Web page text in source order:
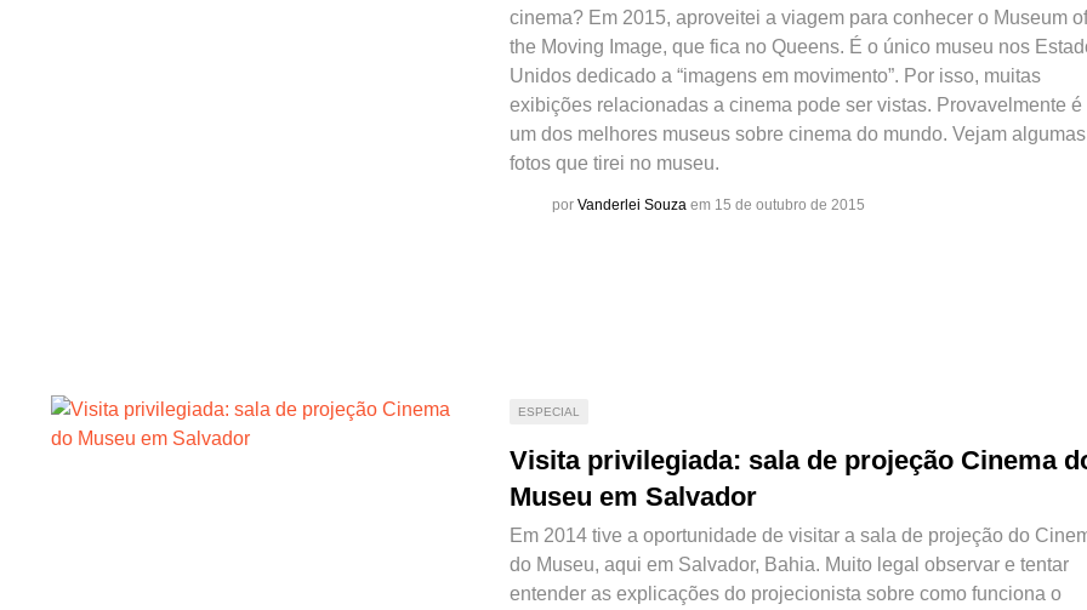
cinema? Em 2015, aproveitei a viagem para conhecer o Museum of
the Moving Image, que fica no Queens. É o único museu nos
Unidos dedicado a “imagens em movimento”. Por isso, muitas
exibições relacionadas a cinema pode ser vistas. Provavelmente é
um dos melhores museus sobre cinema do mundo. Vejam algumas
fotos que tirei no museu.
por Vanderlei Souza em 15 de outubro de 2015
ESPECIAL
Visita privilegiada: sala de projeção Cinema
Museu em Salvador
Em 2014 tive a oportunidade de visitar a sala de projeção do
do Museu, aqui em Salvador, Bahia. Muito legal observar e tentar
entender as explicações do projecionista sobre como funciona o